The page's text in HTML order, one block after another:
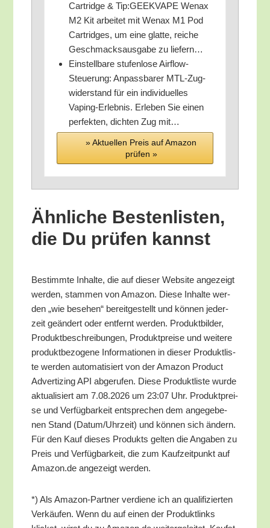
Car­tridge & Tip:GEEKVAPE Wen­ax
M2 Kit arbei­tet mit Wen­ax M1 Pod
Car­tridges, um eine glat­te, rei­che
Geschmacks­aus­ga­be zu liefern…
Ein­stell­ba­re stu­fen­lo­se Air­flow-
Steue­rung: Anpass­ba­rer MTL-Zug­
wi­der­stand für ein indi­vi­du­el­les
Vaping-Erleb­nis. Erle­ben Sie einen
per­fek­ten, dich­ten Zug mit…
» Aktu­el­len Preis auf Ama­zon
prü­fen »
Ähn­li­che Bes­ten­lis­ten,
die Du prü­fen kannst
Bestimm­te Inhal­te, die auf die­ser Web­site ange­zeigt
wer­den, stam­men von Ama­zon. Die­se Inhal­te wer­
den „wie bese­hen“ bereit­ge­stellt und kön­nen jeder­
zeit geän­dert oder ent­fernt wer­den. Pro­dukt­bil­der,
Pro­dukt­be­schrei­bun­gen, Pro­dukt­prei­se und wei­te­re
pro­dukt­be­zo­ge­ne Infor­ma­tio­nen in die­ser Pro­dukt­lis­
te wer­den auto­ma­ti­siert von der Ama­zon Pro­duct
Adver­tiz­ing API abge­ru­fen. Die­se Pro­dukt­lis­te wur­de
aktua­li­siert am 7.08.2026 um 23:07 Uhr. Pro­dukt­prei­
se und Ver­füg­bar­keit ent­spre­chen dem ange­ge­be­
nen Stand (Datum/​Uhrzeit) und kön­nen sich ändern.
Für den Kauf die­ses Pro­dukts gel­ten die Anga­ben zu
Preis und Ver­füg­bar­keit, die zum Kauf­zeit­punkt auf
Amazon.de ange­zeigt werden.
*) Als Ama­zon-Part­ner ver­die­ne ich an qua­li­fi­zier­ten
Ver­käu­fen. Wenn du auf einen der Pro­dukt­links